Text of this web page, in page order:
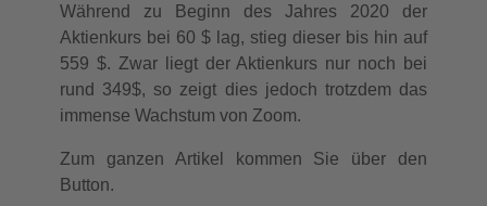
Während zu Beginn des Jahres 2020 der
Aktienkurs bei 60 $ lag, stieg dieser bis hin auf
559 $. Zwar liegt der Aktienkurs nur noch bei
rund 349$, so zeigt dies jedoch trotzdem das
immense Wachstum von Zoom.
Zum ganzen Artikel kommen Sie über den
Button.